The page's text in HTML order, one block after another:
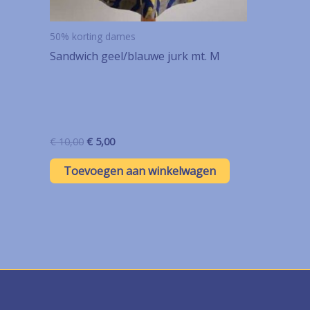
50% korting dames
Sandwich geel/blauwe jurk mt. M
€10,00 Oorspronkelijke
was:
€ 10,00.
€ 5,00Huidige
is:
€ 5,00.
Toevoegen aan winkelwagen